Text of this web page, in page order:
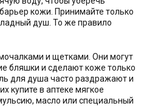
кожи. Принимайте только
душ. То же правило
и щетками. Они могут
бляшки и сделают коже только
для душа часто раздражают и
купите в аптеке мягкое
масло или специальный